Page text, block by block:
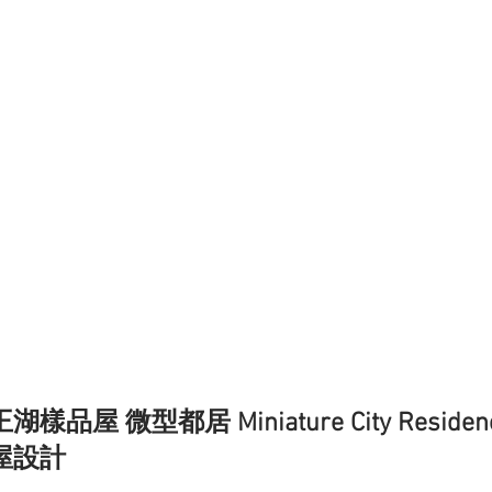
湖樣品屋 微型都居 Miniature City
設計